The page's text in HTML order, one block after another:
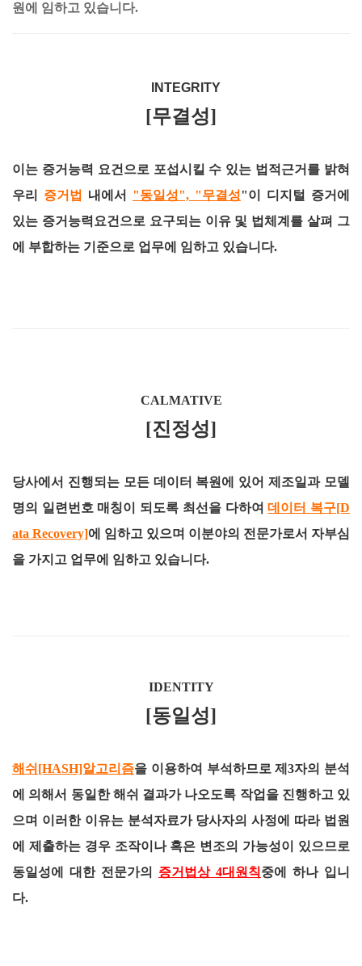
원에 임하고 있습니다.
INTEGRITY
[무결성]
이는 증거능력 요건으로 포섭시킬 수 있는 법적근거를 밝혀
우리 증거법 내에서 "동일성", "무결성"이 디지털 증거에
있는 증거능력요건으로 요구되는 이유 및 법체계를 살펴 그
에 부합하는 기준으로 업무에 임하고 있습니다.
CALMATIVE
[진정성]
당사에서 진행되는 모든 데이터 복원에 있어 제조일과 모델
명의 일련번호 매칭이 되도록 최선을 다하여데이터 복구[D
ata Recovery]에 임하고 있으며 이분야의 전문가로서 자부심
을 가지고 업무에 임하고 있습니다.
IDENTITY
[동일성]
해쉬[HASH]알고리즘을 이용하여 부석하므로 제3자의 분석
에 의해서 동일한 해쉬 결과가 나오도록 작업을 진행하고 있
으며 이러한 이유는 분석자료가 당사자의 사정에 따라 법원
에 제출하는 경우 조작이나 혹은 변조의 가능성이 있으므로
동일성에 대한 전문가의 증거법상 4대원칙중에 하나 입니
다.